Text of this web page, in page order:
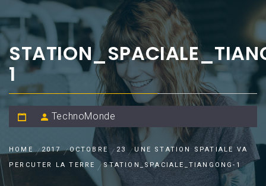
1
TechnoMonde
HOME 2017 OCTOBRE 23
UNE STATION SPATIALE VA
PERCUTER LA TERRE
STATION_SPACIALE_TIANGONG-1